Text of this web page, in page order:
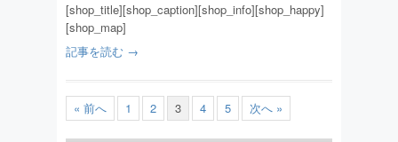
[shop_title][shop_caption][shop_info][shop_happy]
[shop_map]
記事を読む →
« 前へ 1 2 3 4 5 次へ »